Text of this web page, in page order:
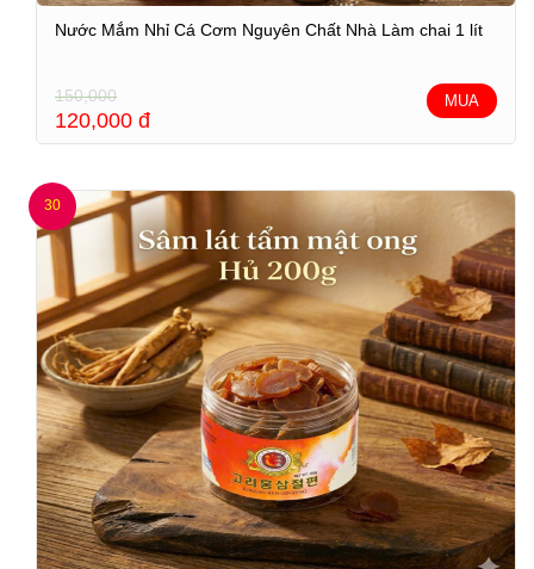
Nước Mắm Nhỉ Cá Cơm Nguyên Chất Nhà Làm chai 1 lít
150,000
120,000 đ
MUA
30